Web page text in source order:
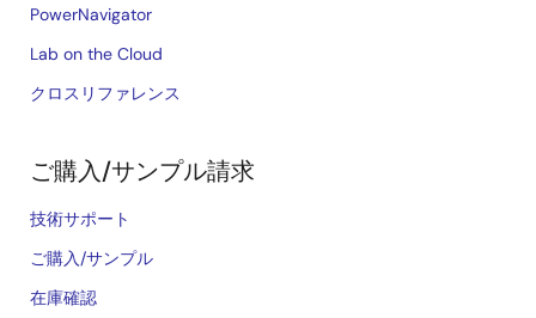
PowerNavigator
Lab on the Cloud
クロスリファレンス
ご購入/サンプル請求
技術サポート
ご購入/サンプル
在庫確認